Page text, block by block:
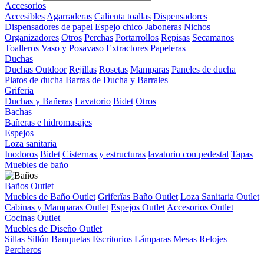
Accesorios
Accesibles Agarraderas Calienta toallas Dispensadores
Dispensadores de papel Espejo chico Jaboneras Nichos
Organizadores Otros Perchas Portarrollos Repisas Secamanos
Toalleros Vaso y Posavaso Extractores Papeleras
Duchas
Duchas Outdoor Rejillas Rosetas Mamparas Paneles de ducha
Platos de ducha Barras de Ducha y Barrales
Griferia
Duchas y Bañeras Lavatorio Bidet Otros
Bachas
Bañeras e hidromasajes
Espejos
Loza sanitaria
Inodoros Bidet Cisternas y estructuras lavatorio con pedestal Tapas
Muebles de baño
Baños Outlet
Muebles de Baño Outlet Griferîas Baño Outlet Loza Sanitaria Outlet
Cabinas y Mamparas Outlet Espejos Outlet Accesorios Outlet
Cocinas Outlet
Muebles de Diseño Outlet
Sillas Sillón Banquetas Escritorios Lámparas Mesas Relojes
Percheros